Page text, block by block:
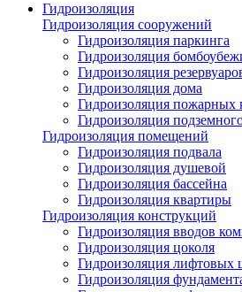
Гидроизоляция
Гидроизоляция сооружений
Гидроизоляция паркинга
Гидроизоляция
Гидроизоляция
Гидроизоляция дома
Гидроизоляция пожарных
Гидроизоляция
Гидроизоляция помещений
Гидроизоляция подвала
Гидроизоляция душевой
Гидроизоляция бассейна
Гидроизоляция квартиры
Гидроизоляция конструкций
Гидроизоляция вводов
Гидроизоляция цоколя
Гидроизоляция лифтовых
Гидроизоляция